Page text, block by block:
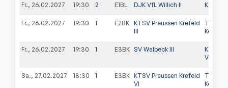
Fr., 26.02.2027 19:30 2 E1BL DJK VfL Willich II KTSV
Fr., 26.02.2027 19:30 1 E2BK KTSV Preussen Krefeld
III
TTF
Fr., 26.02.2027 19:30 1 E3BK SV Walbeck III
KTSV
V
Sa., 27.02.2027 18:30 1 E3BK KTSV Preussen Krefeld
VI
TTF